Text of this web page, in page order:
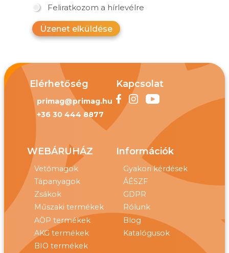
Feliratkozom a hírlevélre
Üzenet elküldése
Elérhetőség
primag@primag.hu
+36 30 444 8877
Kapcsolat
WEBÁRUHÁZ
Vetőmagok
Tápanyagok
Zsákok
Műszaki termékek
AÖP termékek
AKG termékek
BIO termékek
Információk
Gyakori kérdések
ÁÉSZF
GDPR
Rólunk
Blog
Katalógusok